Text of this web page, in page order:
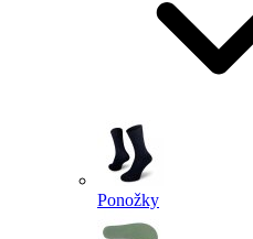
Ponožky